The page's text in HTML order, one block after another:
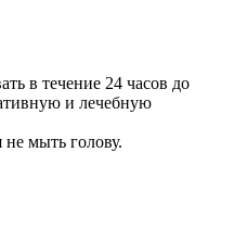
в течение 24 часов до
и лечебную
мыть голову.